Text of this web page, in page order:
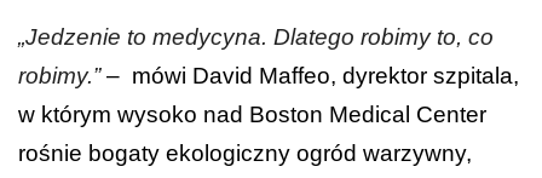
„Jedzenie to medycyna. Dlatego robimy to, co
robimy.”– mówi David Maffeo, dyrektor szpitala,
w którym wysoko nad Boston Medical Center
rośnie bogaty ekologiczny ogród warzywny,